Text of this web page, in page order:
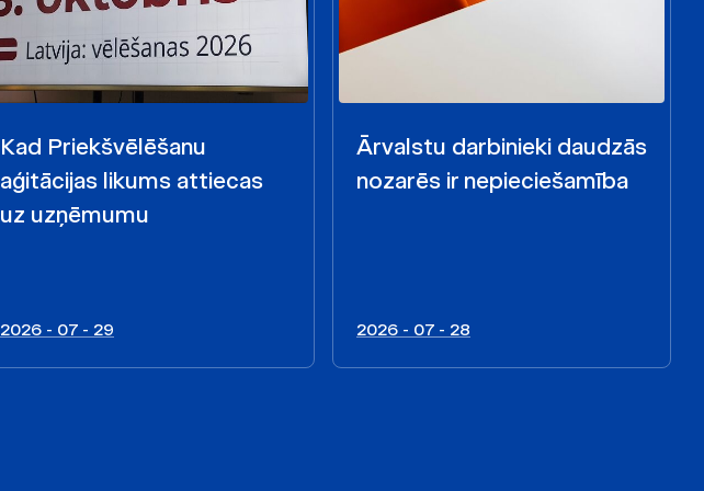
Kad Priekšvēlēšanu
aģitācijas likums attiecas
uz uzņēmumu
2026 - 07 - 29
Ārvalstu darbinieki daudzās
nozarēs ir nepieciešamība
2026 - 07 - 28